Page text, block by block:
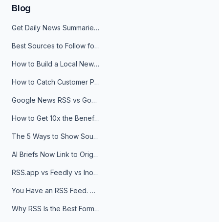
Blog
Get Daily News Summaries About Any Topic in Telegram, Discord, Slack, and Email
Best Sources to Follow for Crypto News in Your Reader (2026)
How to Build a Local News Hub That Updates Itself
How to Catch Customer Problems Before They Become Support Tickets
Google News RSS vs Google Alerts: Which Is Better for News Monitoring?
How to Get 10x the Benefits of Google Alerts
The 5 Ways to Show Sources in Your AI Brief, And When to Use Each
AI Briefs Now Link to Original Sources. Here's Why It Matters
RSS.app vs Feedly vs Inoreader: Which One Is Actually Right for You?
You Have an RSS Feed. Now What?
Why RSS Is the Best Format for AI Agents in 2026